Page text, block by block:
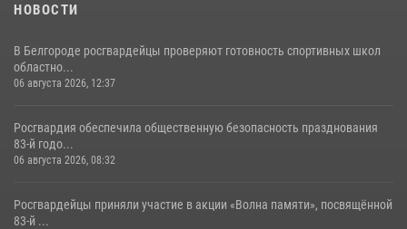
НОВОСТИ
В Белгороде росгвардейцы проверяют готовность спортивных школ
областно...
06 августа 2026, 12:37
Росгвардия обеспечила общественную безопасность празднования
83-й годо...
06 августа 2026, 08:32
Росгвардейцы приняли участие в акции «Волна памяти», посвящённой
83‑й ...